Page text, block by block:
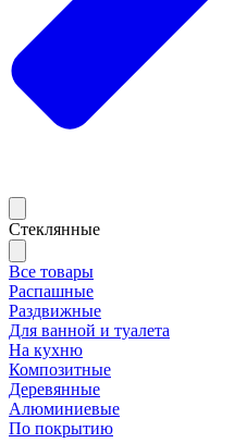
Стеклянные
Все товары
Распашные
Раздвижные
Для ванной и туалета
На кухню
Композитные
Деревянные
Алюминиевые
По покрытию